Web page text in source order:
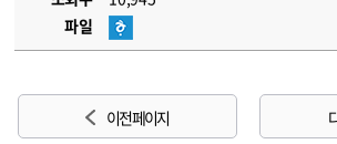
파일
이전 페이지